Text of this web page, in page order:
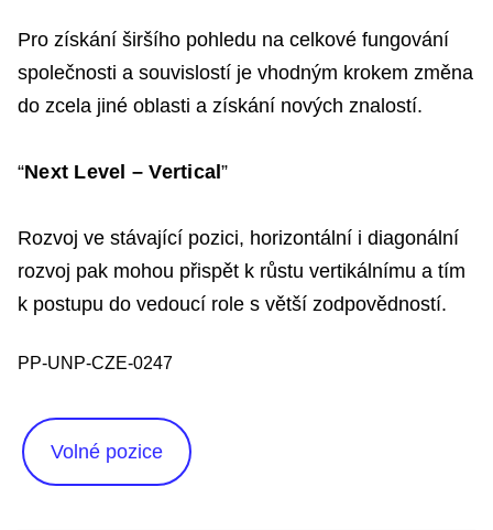
Pro získání širšího pohledu na celkové fungování
společnosti a souvislostí je vhodným krokem změna
do zcela jiné oblasti a získání nových znalostí.
“Next Level – Vertical”
Rozvoj ve stávající pozici, horizontální i diagonální
rozvoj pak mohou přispět k růstu vertikálnímu a tím
k postupu do vedoucí role s větší zodpovědností.
PP-UNP-CZE-0247
Volné pozice